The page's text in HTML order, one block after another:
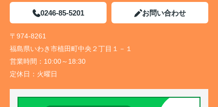
0246-85-5201 お問い合わせ
〒974-8261
福島県いわき市植田町中央２丁目１－１
営業時間： 10:00～18:30
定休日： 火曜日